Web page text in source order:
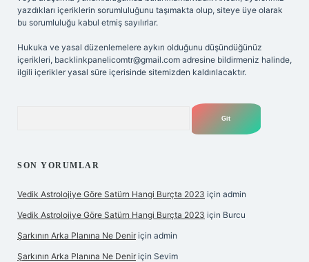
yazdıkları içeriklerin sorumluluğunu taşımakta olup, siteye üye olarak
bu sorumluluğu kabul etmiş sayılırlar.
Hukuka ve yasal düzenlemelere aykırı olduğunu düşündüğünüz
içerikleri, backlinkpanelicomtr@gmail.com adresine bildirmeniz halinde,
ilgili içerikler yasal süre içerisinde sitemizden kaldırılacaktır.
SON YORUMLAR
Vedik Astrolojiye Göre Satürn Hangi Burçta 2023 için admin
Vedik Astrolojiye Göre Satürn Hangi Burçta 2023 için Burcu
Şarkının Arka Planına Ne Denir için admin
Şarkının Arka Planına Ne Denir için Sevim